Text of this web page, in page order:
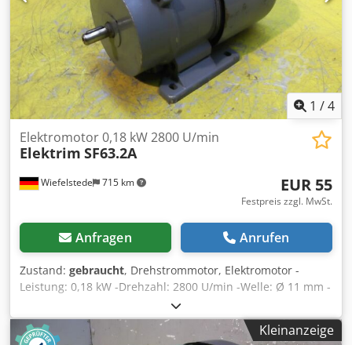
1 /4
Wiefelstede 715 km
Elektromotor 0,18 kW 2800 U/min
Elektrim SF63.2A
EUR 55
Festpreis zzgl. MwSt.
Anfragen Anrufen
Zustand: gebraucht, Drehstrommotor, Elektromotor -
Leistung: 0,18 kW -Drehzahl: 2800 U/min -Welle: Ø 11 mm -
Bremse: 220 V / 4 Nm -Bauform: B3 -Schutzart: IP 54 -
Abmessungen: 235/125/H170 mm -Gewicht: 4,9 kg Cjdedac
D Eepfx Afusrf
Kleinanzeige